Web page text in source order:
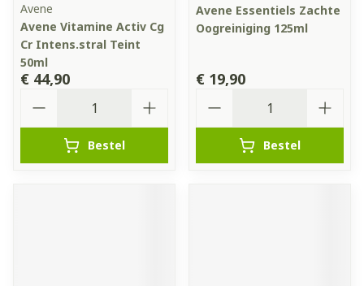
Avene
Avene Vitamine Activ Cg
Cr Intens.stral Teint
50ml
€ 44,90
Bestel
Avene Essentiels Zachte
Oogreiniging 125ml
€ 19,90
Bestel